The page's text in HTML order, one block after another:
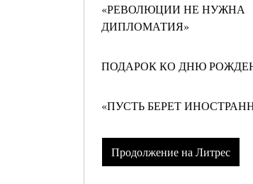
«РЕВОЛЮЦИИ НЕ НУЖНА
ДИПЛОМАТИЯ»
ПОДАРОК КО ДНЮ
«ПУСТЬ БЕРЕТ
Продолжение на Литрес